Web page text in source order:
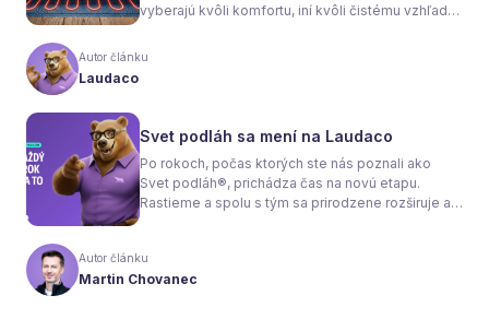
vyberajú kvôli komfortu, iní kvôli čistému vzhľadu
nielen na pocit tepla v miestnosti, ale aj na
spotrebu energie a celkové fungovanie kúrenia.
Autor článku
Laudaco
Svet podláh sa mení na Laudaco
Po rokoch, počas ktorých ste nás poznali ako
Svet podláh®, prichádza čas na novú etapu.
Rastieme a spolu s tým sa prirodzene rozširuje aj
vizuálnou identitou. Naším cieľom je, aby každý
váš krok stál za to.
Autor článku
Martin Chovanec